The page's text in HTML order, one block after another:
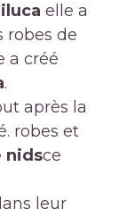
elle a
robes de
a créé
.
après la
robes et
nidsce
leur